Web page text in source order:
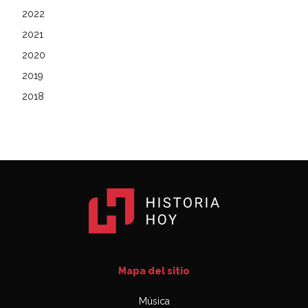
2022
2021
2020
2019
2018
Mapa del sitio
Música